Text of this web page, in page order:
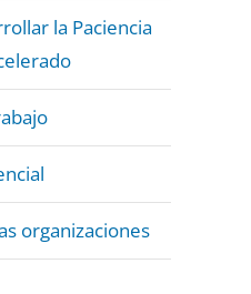
la Paciencia
organizaciones